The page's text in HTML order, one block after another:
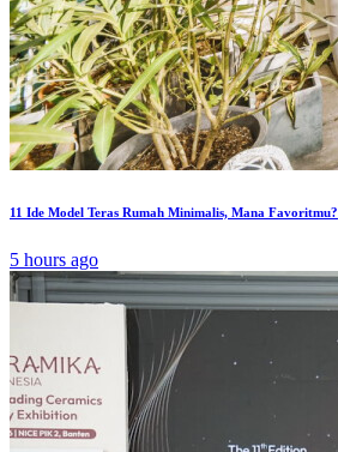
11 Ide Model Teras Rumah Minimalis, Mana Favoritmu?
5 hours ago